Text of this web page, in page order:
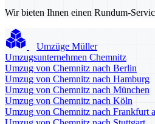
Wir bieten Ihnen einen Rundum-
Umzüge Müller
Umzugsunternehmen Chemnitz
Umzug von Chemnitz nach Berlin
Umzug von Chemnitz nach Hamburg
Umzug von Chemnitz nach München
Umzug von Chemnitz nach Köln
Umzug von Chemnitz nach Frankfurt